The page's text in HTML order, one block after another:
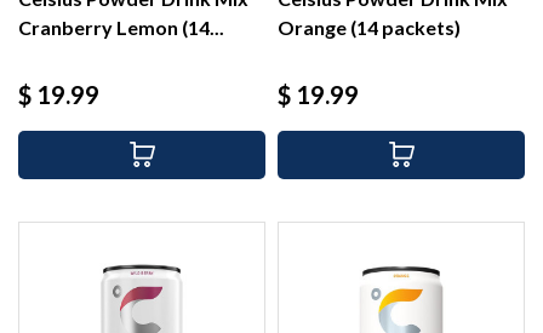
Cranberry Lemon (14...
Precio
$ 19.99
Orange (14 packets)
Precio
$ 19.99